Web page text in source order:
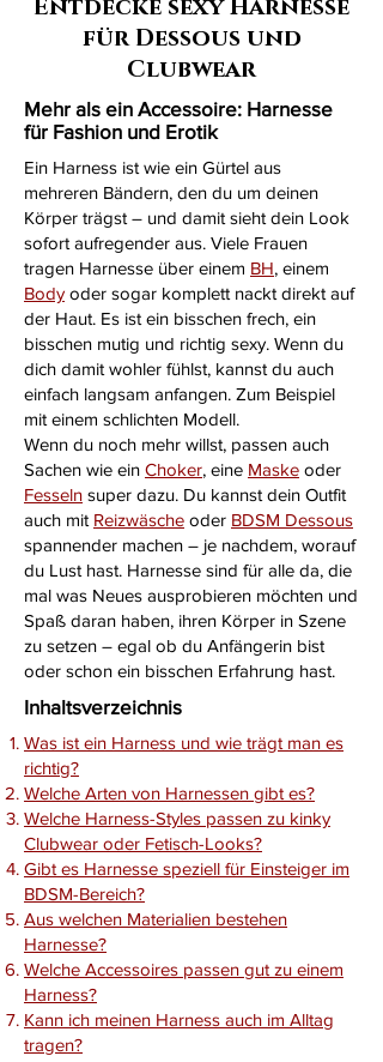
filigrane Augenmaske mit detailreicher Stickerei
Standardpreis
9,95 € Sale-Preis
8,96 €
Catwoman
Standardpreis
39,99 € Sale-Preis
29,99 €
Classic Bunny
Standardpreis
39,99 € Sale-Preis
29,99 €
Black Rabbit
Standardpreis
39,99 € Sale-Preis
29,99 €
Sweet Bunny
Standardpreis
44,99 € Sale-Preis
33,74 €
Radioactive
Standardpreis
39,99 € Sale-Preis
29,99 €
Red Catwoman
Standardpreis
39,99 € Sale-Preis
29,99 €
Wild Cat
Standardpreis
24,99 € Sale-Preis
22,49 €
Augenmaske mit Wendemotiv
Preis
29,95 €
Schwarze Augenbinde von Fifty Shades of Grey
Preis
29,95 €
Entdecke sexy Harnesse
für Dessous und
Clubwear
Mehr als ein Accessoire: Harnesse
für Fashion und Erotik
Ein Harness ist wie ein Gürtel aus
mehreren Bändern, den du um deinen
Körper trägst – und damit sieht dein Look
sofort aufregender aus. Viele Frauen
tragen Harnesse über einem BH, einem
Body oder sogar komplett nackt direkt auf
der Haut. Es ist ein bisschen frech, ein
bisschen mutig und richtig sexy. Wenn du
dich damit wohler fühlst, kannst du auch
einfach langsam anfangen. Zum Beispiel
mit einem schlichten Modell.
Wenn du noch mehr willst, passen auch
Sachen wie ein Choker, eine Maske oder
Fesseln super dazu. Du kannst dein Outfit
auch mit Reizwäsche oder BDSM Dessous
spannender machen – je nachdem, worauf
du Lust hast. Harnesse sind für alle da, die
mal was Neues ausprobieren möchten und
Spaß daran haben, ihren Körper in Szene
zu setzen – egal ob du Anfängerin bist
oder schon ein bisschen Erfahrung hast.
Inhaltsverzeichnis
Was ist ein Harness und wie trägt man es
richtig?
Welche Arten von Harnessen gibt es?
​Welche Harness-Styles passen zu kinky
Clubwear oder Fetisch-Looks?
Gibt es Harnesse speziell für Einsteiger im
BDSM-Bereich?
Aus welchen Materialien bestehen
Harnesse?
Welche Accessoires passen gut zu einem
Harness?
Kann ich meinen Harness auch im Alltag
tragen?